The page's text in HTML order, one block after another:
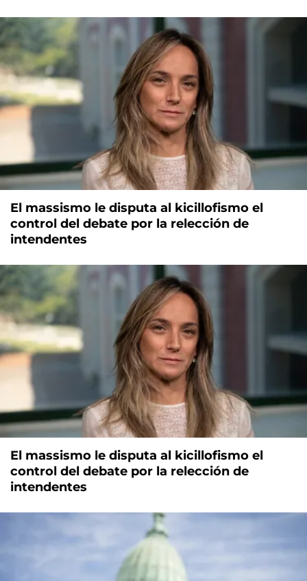
El massismo le disputa al kicillofismo el
control del debate por la relección de
intendentes
El massismo le disputa al kicillofismo el
control del debate por la relección de
intendentes